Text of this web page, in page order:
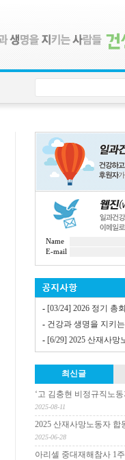
Name
E-mail
- [03/24] 2026 정기 총
- 건강과 생명을 지키는
- [6/29] 2025 산재사망
최신글
‘고 김충현 비정규직노
2025-08-11
2025 산재사망노동자 합
2025-06-28
아리셀 중대재해참사 1